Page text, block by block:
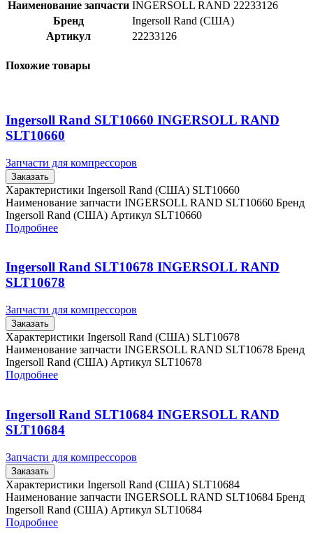
Наименование запчасти INGERSOLL RAND 22233126
Бренд
Ingersoll Rand (США)
Артикул
22233126
Похожие товары
Ingersoll Rand SLT10660 INGERSOLL RAND
SLT10660
Запчасти для компрессоров
Заказать
Характеристики Ingersoll Rand (США) SLT10660
Наименование запчасти INGERSOLL RAND SLT10660 Бренд
Ingersoll Rand (США) Артикул SLT10660
Подробнее
Ingersoll Rand SLT10678 INGERSOLL RAND
SLT10678
Запчасти для компрессоров
Заказать
Характеристики Ingersoll Rand (США) SLT10678
Наименование запчасти INGERSOLL RAND SLT10678 Бренд
Ingersoll Rand (США) Артикул SLT10678
Подробнее
Ingersoll Rand SLT10684 INGERSOLL RAND
SLT10684
Запчасти для компрессоров
Заказать
Характеристики Ingersoll Rand (США) SLT10684
Наименование запчасти INGERSOLL RAND SLT10684 Бренд
Ingersoll Rand (США) Артикул SLT10684
Подробнее